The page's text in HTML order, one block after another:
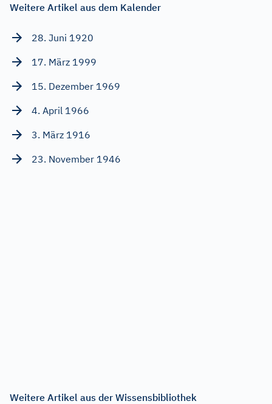
Weitere Artikel aus dem Kalender
28. Juni 1920
17. März 1999
15. Dezember 1969
4. April 1966
3. März 1916
23. November 1946
Weitere Artikel aus der Wissensbibliothek